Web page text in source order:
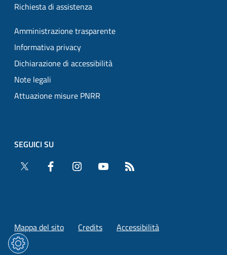
Richiesta di assistenza
Amministrazione trasparente
Informativa privacy
Dichiarazione di accessibilità
Note legali
Attuazione misure PNRR
SEGUICI SU
Twitter
Facebook Instagram YouTube
Mappa del sito Credits Accessibilità